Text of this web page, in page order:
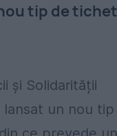
tip de
și Solidarității
lansat un nou tip